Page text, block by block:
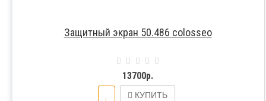
Защитный экран 50.486 colosseo
13700р.
КУПИТЬ